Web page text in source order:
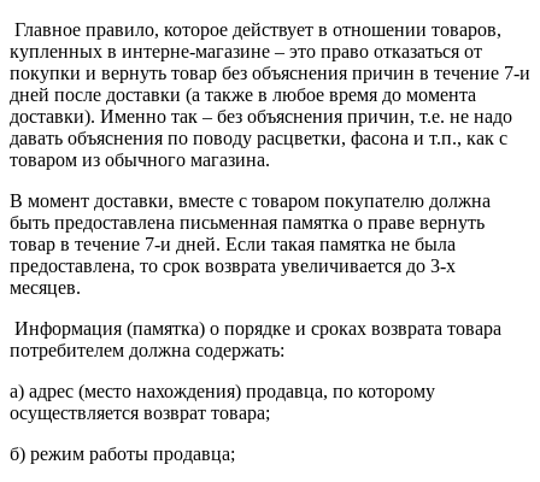
Главное правило, которое действует в отношении товаров,
купленных в интерне-магазине – это право отказаться от
покупки и вернуть товар без объяснения причин в течение 7-и
дней после доставки (а также в любое время до момента
доставки). Именно так – без объяснения причин, т.е. не надо
давать объяснения по поводу расцветки, фасона и т.п., как с
товаром из обычного магазина.
В момент доставки, вместе с товаром покупателю должна
быть предоставлена письменная памятка о праве вернуть
товар в течение 7-и дней. Если такая памятка не была
предоставлена, то срок возврата увеличивается до 3-х
месяцев.
Информация (памятка) о порядке и сроках возврата товара
потребителем должна содержать:
а) адрес (место нахождения) продавца, по которому
осуществляется возврат товара;
б) режим работы продавца;